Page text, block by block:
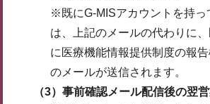
※既にG-MISアカウントを持っ
は、上記のメールの代わりに
に医療機能情報提供制度の報
のメールが送信されます。
（3）事前確認メール配信後の翌